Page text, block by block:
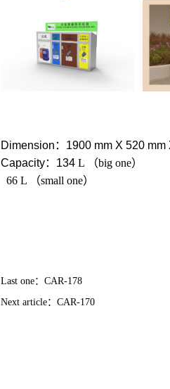
Dimension ： 1900 mm X 520 mm
Capacity：134 L （big one）
66 L （small one）
Last one： CAR-178
Next article： CAR-170